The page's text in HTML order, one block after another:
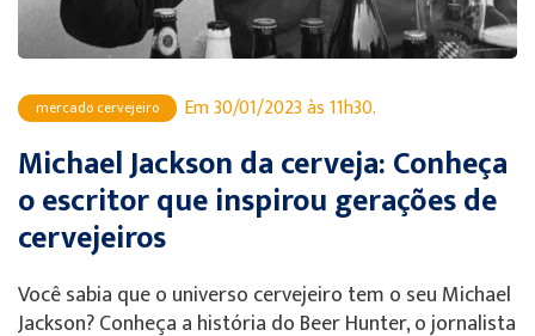
mercado cervejeiro Em 30/01/2023 às 11h30.
Michael Jackson da cerveja: Conheça
o escritor que inspirou gerações de
cervejeiros
Você sabia que o universo cervejeiro tem o seu Michael
Jackson? Conheça a história do Beer Hunter, o jornalista